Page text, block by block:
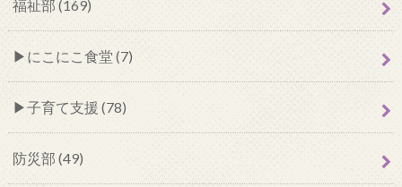
福祉部 (169)
にこにこ食堂 (7)
子育て支援 (78)
防災部 (49)